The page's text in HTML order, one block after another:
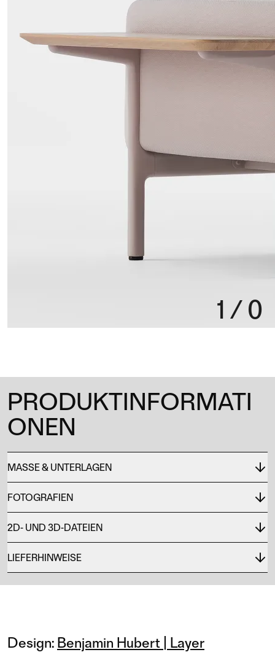
1 / 0
PRODUKTINFORMATI
ONEN
MASSE & UNTERLAGEN
FOTOGRAFIEN
2D- UND 3D-DATEIEN
LIEFERHINWEISE
Design: Benjamin Hubert | Layer